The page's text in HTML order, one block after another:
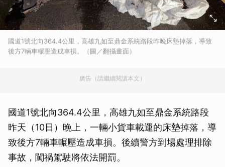
國道1號北向364.4公里，高雄九如至鼎金系統路段昨晚床墊掉落，導致
後方7輛車輾壓造成車損。（圖／翻攝畫面）
廣告（請繼續閱讀本文）
國道1號北向364.4公里，高雄九如至鼎金系統路段
昨天（10日）晚上，一輛小貨車載運的床墊掉落，導
致後方7輛車輾壓造成車損。後續警方到場處理排除
事故，闖禍駕駛將依法開罰。